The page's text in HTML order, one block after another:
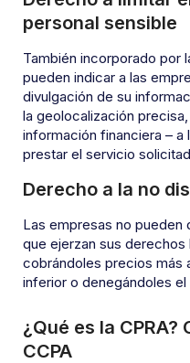
personal sensible
También incorporado por
pueden indicar a las
divulgación de su
la geolocalización
información financiera –
prestar el servicio
Derecho a la no
Las empresas no pueden
que ejerzan sus derechos
cobrándoles precios más
inferior o denegándoles
¿Qué es la
CCPA